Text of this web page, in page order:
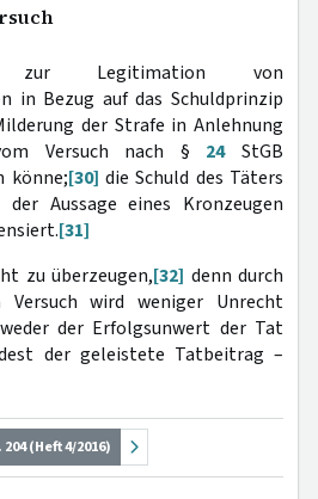
zur Legitimation von
in Bezug auf das Schuldprinzip
der Strafe in Anlehnung
Versuch nach § 24StGB
könne;[30] die Schuld des Täters
Aussage eines Kronzeugen
[31]
zu überzeugen,[32] denn durch
wird weniger Unrecht
der Erfolgsunwert der Tat
der geleistete Tatbeitrag –
204 (Heft 4/2016)